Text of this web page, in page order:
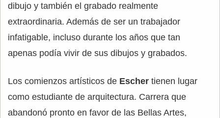
dibujo y también el grabado realmente
extraordinaria. Además de ser un trabajador
infatigable, incluso durante los años que tan
apenas podía vivir de sus dibujos y grabados.
Los comienzos artísticos de Escher tienen lugar
como estudiante de arquitectura. Carrera que
abandonó pronto en favor de las Bellas Artes,